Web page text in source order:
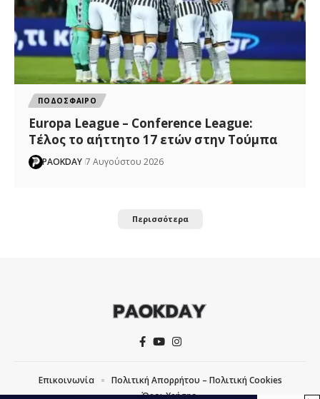
ΠΟΔΟΣΦΑΙΡΟ
Europa League – Conference League:
Τέλος το αήττητο 17 ετών στην Τούμπα
PAOKDAY 7 Αυγούστου 2026
Περισσότερα
Επικοινωνία
Πολιτική Απορρήτου – Πολιτική Cookies
Όροι Χρήσης